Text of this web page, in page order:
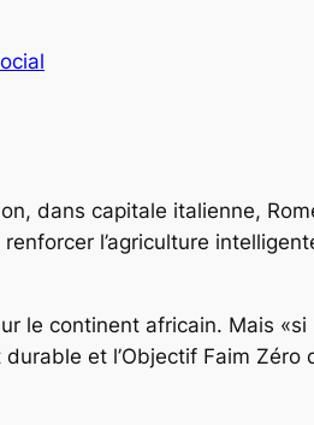
dans capitale italienne,
l’agriculture
le continent africain. Mais «si
et l’Objectif Faim Zéro